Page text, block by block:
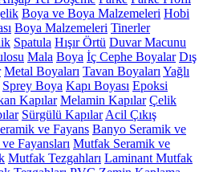
Boya ve Boya Malzemeleri Hobi
Boya Malzemeleri Tinerler
Spatula Hışır Örtü Duvar Macunu
Mala Boya İç Cephe Boyalar Dış
Metal Boyaları Tavan Boyaları Yağlı
Sprey Boya Kapı Boyası Epoksi
Kapılar Melamin Kapılar Çelik
Sürgülü Kapılar Acil Çıkış
ve Fayans Banyo Seramik ve
Fayansları Mutfak Seramik ve
Mutfak Tezgahları Laminant Mutfak